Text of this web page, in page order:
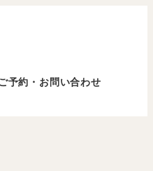
予約・お問い合わせ